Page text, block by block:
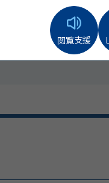
閲覧支援